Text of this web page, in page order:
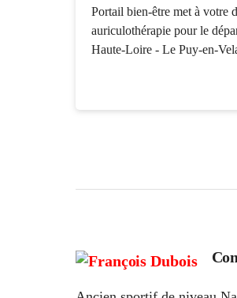
Portail bien-être met à votre
auriculothérapie pour le
Haute-Loire - Le Puy-en-